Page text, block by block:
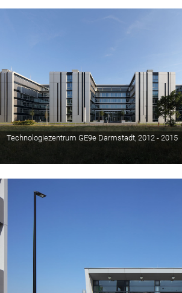
Technologiezentrum GE9e Darmstadt, 2012 - 2015